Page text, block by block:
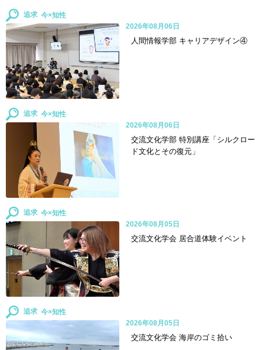
追求
人間情報学部 キャリアデザイン④
2026年08月06日
追求
交流文化学部 特別講座「シルクロー
ド文化とその復元」
2026年08月06日
追求
交流文化学会 居合道体験イベント
2026年08月05日
追求
交流文化学会 海岸のゴミ拾い
2026年08月05日